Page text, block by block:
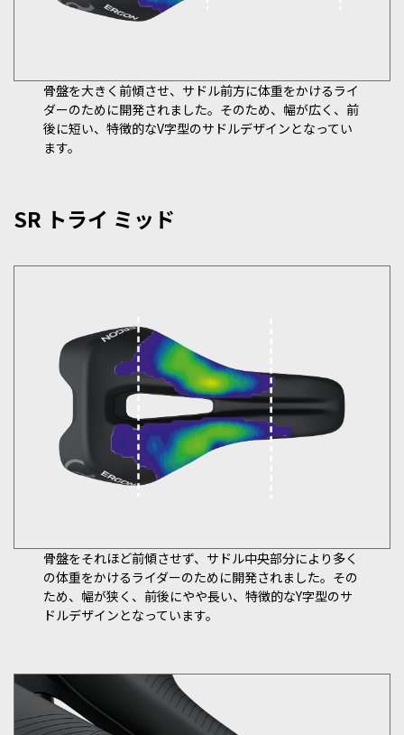
骨盤を大きく前傾させ、サドル前方に体重をかけるライ
ダーのために開発されました。そのため、幅が広く、前
後に短い、特徴的なV字型のサドルデザインとなってい
ます。
SR トライ ミッド
骨盤をそれほど前傾させず、サドル中央部分により多く
の体重をかけるライダーのために開発されました。その
ため、幅が狭く、前後にやや長い、特徴的なY字型のサ
ドルデザインとなっています。